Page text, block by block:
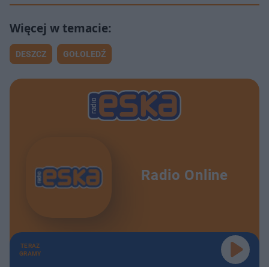
DESZCZ GOŁOLEDŹ
Radio Online
TERAZ
GRAMY